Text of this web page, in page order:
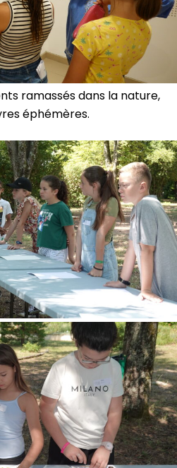
ramassés dans la nature,
éphémères.